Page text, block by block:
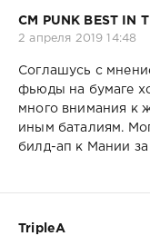
CM PUNK BEST IN
2 апреля 2019 14:48
Соглашусь с
фьюды на бумаге
много внимания к
иным баталиям.
билд-ап к Мании
TripleA